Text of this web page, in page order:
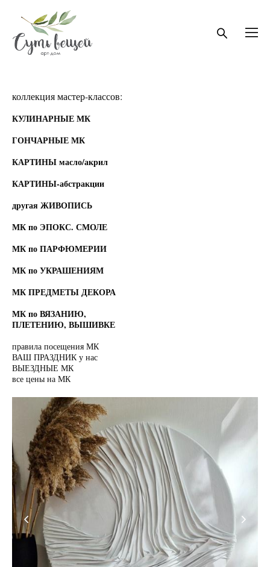
коллекция мастер-классов:
КУЛИНАРНЫЕ МК
ГОНЧАРНЫЕ МК
КАРТИНЫ масло/акрил
КАРТИНЫ-абстракции
другая ЖИВОПИСЬ
МК по ЭПОКС. СМОЛЕ
МК по ПАРФЮМЕРИИ
МК по УКРАШЕНИЯМ
МК ПРЕДМЕТЫ ДЕКОРА
МК по ВЯЗАНИЮ,
ПЛЕТЕНИЮ, ВЫШИВКЕ
правила посещения МК
ВАШ ПРАЗДНИК у нас
ВЫЕЗДНЫЕ МК
все цены на МК